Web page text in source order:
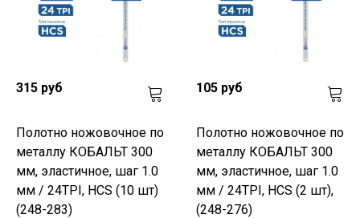
315 руб
Полотно ножовочное по
металлу КОБАЛЬТ 300
мм, эластичное, шаг 1.0
мм / 24TPI, HCS (10 шт)
(248-283)
105 руб
Полотно ножовочное по
металлу КОБАЛЬТ 300
мм, эластичное, шаг 1.0
мм / 24TPI, HCS (2 шт),
(248-276)